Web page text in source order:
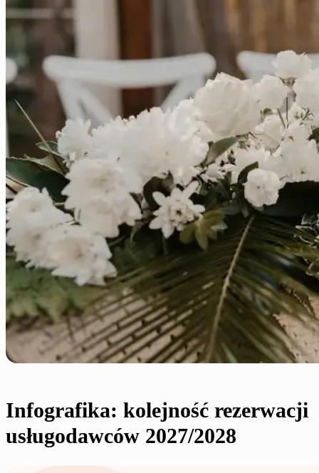
Infografika: kolejność rezerwacji
usługodawców 2027/2028